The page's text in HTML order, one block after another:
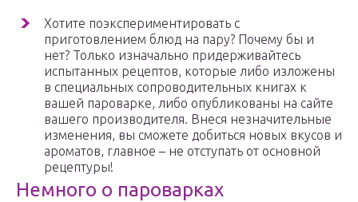
Хотите поэкспериментировать с
приготовлением блюд на пару? Почему бы и
нет? Только изначально придерживайтесь
испытанных рецептов, которые либо изложены
в специальных сопроводительных книгах к
вашей пароварке, либо опубликованы на сайте
вашего производителя. Внеся незначительные
изменения, вы сможете добиться новых вкусов и
ароматов, главное – не отступать от основной
рецептуры!
Немного о пароварках